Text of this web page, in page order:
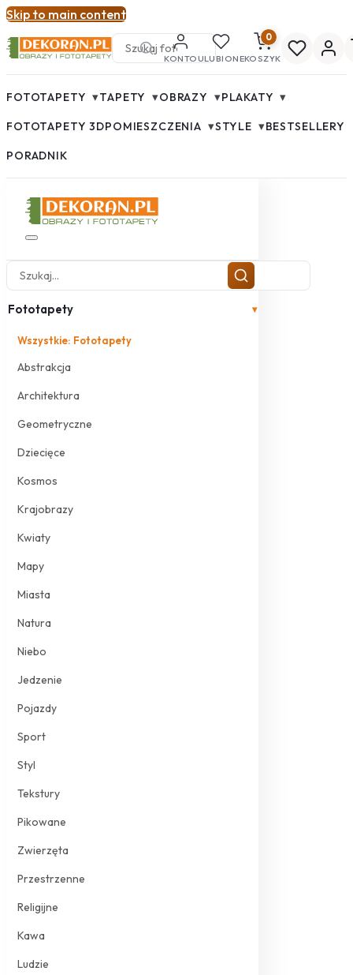
Skip to main content
KONTOULUBIONE
0
KOSZYK
FOTOTAPETY ▾TAPETY ▾OBRAZY ▾PLAKATY ▾
FOTOTAPETY 3DPOMIESZCZENIA ▾STYLE ▾BESTSELLERY
PORADNIK
Fototapety ▾
Wszystkie: Fototapety
Abstrakcja
Architektura
Geometryczne
Dziecięce
Kosmos
Krajobrazy
Kwiaty
Mapy
Miasta
Natura
Niebo
Jedzenie
Pojazdy
Sport
Styl
Tekstury
Pikowane
Zwierzęta
Przestrzenne
Religijne
Kawa
Ludzie